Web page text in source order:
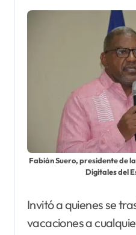
Fabián Suero, presidente de
Digitales del
Invitó a quienes se
vacaciones a